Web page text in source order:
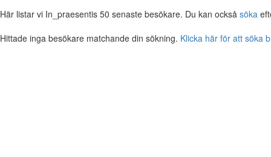
Här listar vi In_praesentis 50 senaste besökare. Du kan också söka
Hittade inga besökare matchande din sökning. Klicka här för att söka